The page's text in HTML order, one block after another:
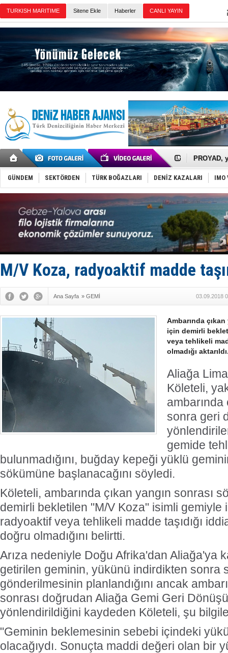
Sitene Ekle Haberler
İTU AUV,
PROYAD,
Türkiye-
Türk
Deniz
DÖDER,
Fairline,
Baltık
Runit
Limana
Türk
Hüseyin
Med
GÜNDEM SEKTÖRDEN TÜRK BOĞAZLARI DENİZ KAZALARI IMO
M/V Koza, radyoaktif madde
Ana Sayfa » GEMİ 03.09.2018
Ambarında
için demirli
veya tehlikeli
olmadığı
Aliağa
Köleteli,
ambarında
sonra geri
gemide
bulunmadığını, buğday kepeği yüklü
sökümüne başlanacağını söyledi.
Köleteli, ambarında çıkan yangın sonrası
demirli bekletilen "M/V Koza" isimli gemiyle
radyoaktif veya tehlikeli madde taşıdığı
doğru olmadığını belirtti.
Arıza nedeniyle Doğu Afrika'dan Aliağa'ya
getirilen geminin, yükünü indirdikten sonra
gönderilmesinin planlandığını ancak
sonrası doğrudan Aliağa Gemi Geri
yönlendirildiğini kaydeden Köleteli, şu
"Geminin beklemesinin sebebi içindeki
olacağıydı. Sonuçta maddi değeri olan bir